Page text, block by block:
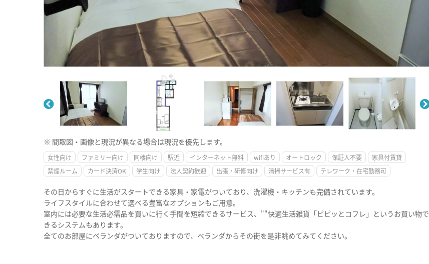
※ 間取図・画像と現況が異なる場合は現況を優先します。
女性向け ファミリー向け 同棲向け 駅近 インターネット無料 wifiあり オートロック 保証人不要
家具付賃貸
禁煙ルーム
カード決済OK 学生向け 法人契約歓迎 出張・研修向け 清掃サービス有 テレワーク・在宅勤務可
その日からすぐに生活がスタートできる家具・家電がついており、洗濯機・キッチンも完備されています。
ライフスタイルに合わせて選べる豊富なオプションもご用意。
室内には必要な生活必需品を買いに行く手間を短縮できるサービス、""快適生活雑貨「ピピッとコフレ」というお買い物で
きるシステムもあります。
全てのお部屋にベランダがついておりますので、ベランダからその街を是非眺めてみてください。